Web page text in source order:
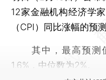
12家金融机构经济学
（CPI）同比涨幅的预
其中，最高预测
1.6%，中位数为2%。